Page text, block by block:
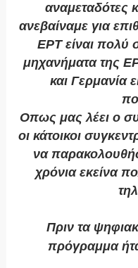
αναμεταδότες
ανεβαίναμε για
ΕΡΤ είναι πολύ
μηχανήματα της
και Γερμανία
Οπως μας λέει ο
οι κάτοικοι
να
χρόνια εκείνα
Πριν τα
πρόγραμμα